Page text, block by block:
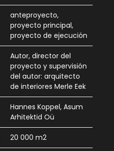
anteproyecto,
proyecto principal,
proyecto de ejecución
Autor, director del
proyecto y supervisión
del autor: arquitecto
de interiores Merle Eek
Hannes Koppel, Asum
Arhitektid Oü
20 000 m2